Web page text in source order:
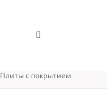
Плиты с покрытием